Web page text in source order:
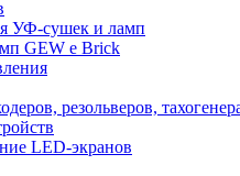
УФ-сушек и ламп
GEW e Brick
резольверов,
LED-экранов